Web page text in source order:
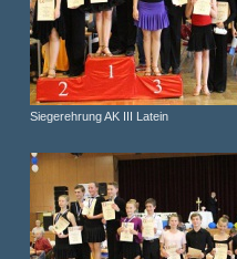
Siegerehrung AK III Latein